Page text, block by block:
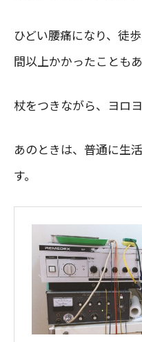
ひどい腰痛になり、徒
間以上かかったこともあ
杖をつきながら、ヨ
あのときは、普通に生
す。